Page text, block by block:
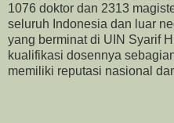
1076 doktor dan 2313
seluruh Indonesia dan luar
yang berminat di UIN Syarif
kualifikasi dosennya
memiliki reputasi nasional